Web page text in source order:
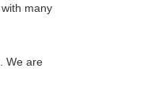
many
We are